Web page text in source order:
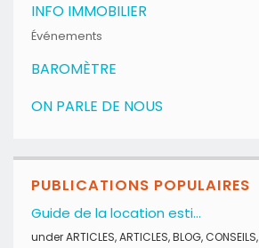
INFO IMMOBILIER
Événements
BAROMÈTRE
ON PARLE DE NOUS
PUBLICATIONS POPULAIRES
Guide de la location esti...
underARTICLES,ARTICLES,BLOG,CONSEILS,